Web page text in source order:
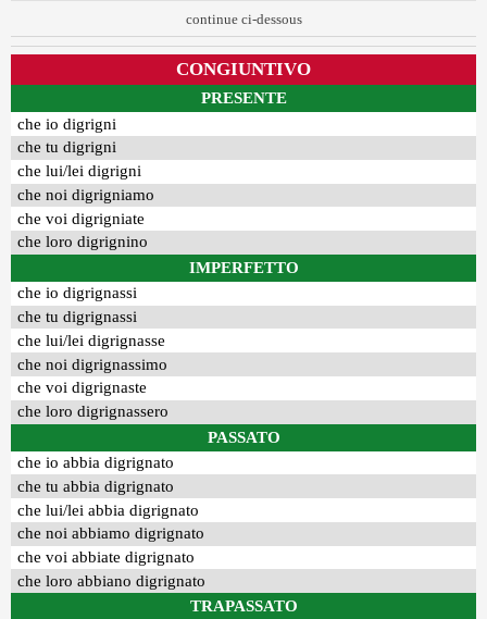
continue ci-dessous
CONGIUNTIVO
PRESENTE
che io digrigni
che tu digrigni
che lui/lei digrigni
che noi digrigniamo
che voi digrigniate
che loro digrignino
IMPERFETTO
che io digrignassi
che tu digrignassi
che lui/lei digrignasse
che noi digrignassimo
che voi digrignaste
che loro digrignassero
PASSATO
che io abbia digrignato
che tu abbia digrignato
che lui/lei abbia digrignato
che noi abbiamo digrignato
che voi abbiate digrignato
che loro abbiano digrignato
TRAPASSATO